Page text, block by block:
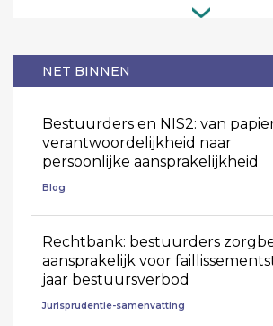
NET BINNEN
Bestuurders en NIS2: van
verantwoordelijkheid naar
persoonlijke aansprakelijkheid
Blog
Rechtbank: bestuurders
aansprakelijk voor
jaar bestuursverbod
Jurisprudentie-samenvatting